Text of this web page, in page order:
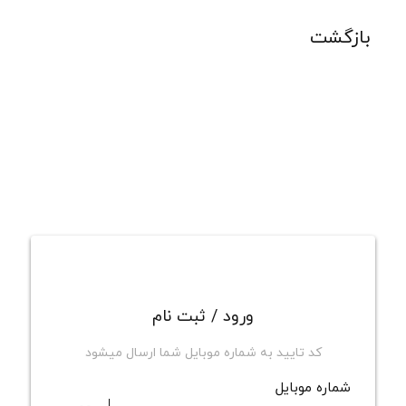
بازگشت
ورود / ثبت نام
کد تایید به شماره موبایل شما ارسال میشود
شماره موبایل